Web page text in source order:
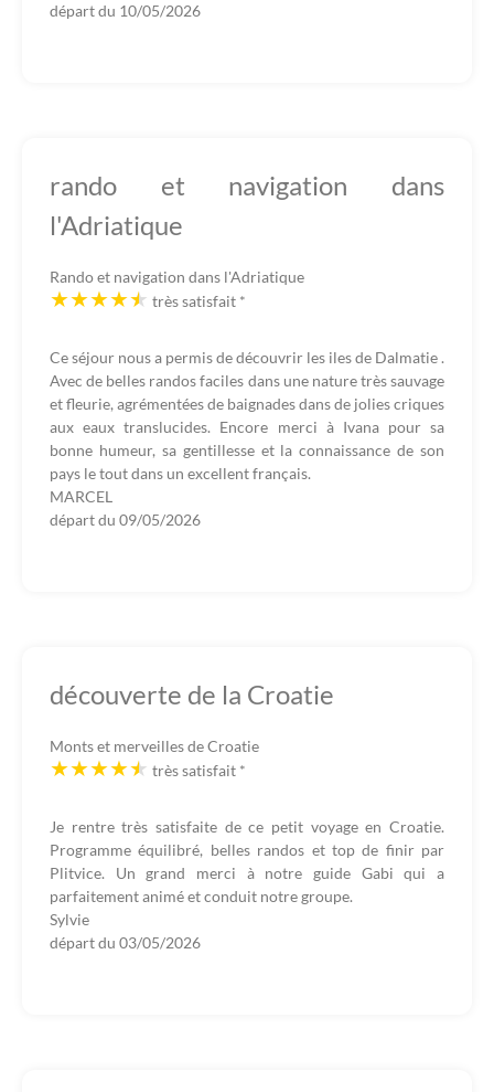
départ du 10/05/2026
rando et navigation dans
l'Adriatique
Rando et navigation dans l'Adriatique
très satisfait *
Ce séjour nous a permis de découvrir les iles de Dalmatie .
Avec de belles randos faciles dans une nature très sauvage
et fleurie, agrémentées de baignades dans de jolies criques
aux eaux translucides. Encore merci à Ivana pour sa
bonne humeur, sa gentillesse et la connaissance de son
pays le tout dans un excellent français.
MARCEL
départ du 09/05/2026
découverte de la Croatie
Monts et merveilles de Croatie
très satisfait *
Je rentre très satisfaite de ce petit voyage en Croatie.
Programme équilibré, belles randos et top de finir par
Plitvice. Un grand merci à notre guide Gabi qui a
parfaitement animé et conduit notre groupe.
Sylvie
départ du 03/05/2026